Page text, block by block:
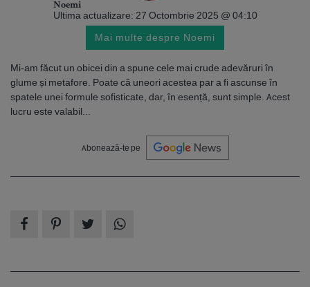
Noemi
Ultima actualizare: 27 Octombrie 2025 @ 04:10
Mai multe despre Noemi
Mi-am făcut un obicei din a spune cele mai crude adevăruri în
glume și metafore. Poate că uneori acestea par a fi ascunse în
spatele unei formule sofisticate, dar, în esență, sunt simple. Acest
lucru este valabil...
Abonează-te pe